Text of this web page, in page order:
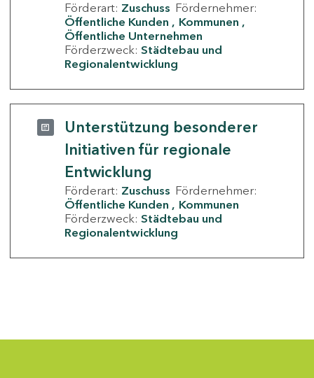
Förderart: Zuschuss Fördernehmer:
Öffentliche Kunden
Kommunen
Öffentliche Unternehmen
Förderzweck: Städtebau und
Regionalentwicklung
Unterstützung besonderer
Initiativen für regionale
Entwicklung
Förderart: Zuschuss Fördernehmer:
Öffentliche Kunden
Kommunen
Förderzweck: Städtebau und
Regionalentwicklung